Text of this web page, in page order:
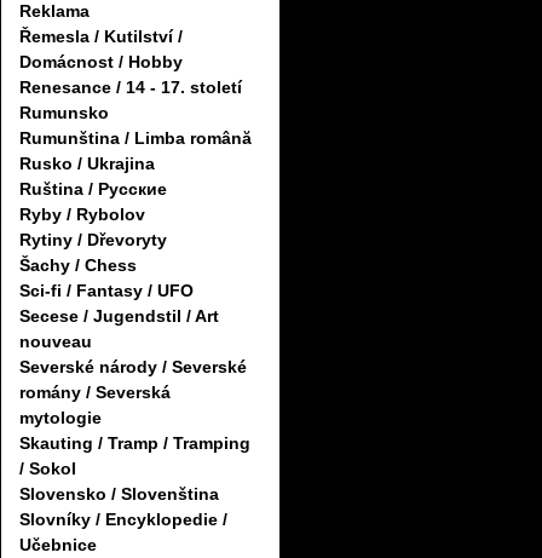
Reklama
Řemesla / Kutilství /
Domácnost / Hobby
Renesance / 14 - 17. století
Rumunsko
Rumunština / Limba română
Rusko / Ukrajina
Ruština / Русские
Ryby / Rybolov
Rytiny / Dřevoryty
Šachy / Chess
Sci-fi / Fantasy / UFO
Secese / Jugendstil / Art
nouveau
Severské národy / Severské
romány / Severská
mytologie
Skauting / Tramp / Tramping
/ Sokol
Slovensko / Slovenština
Slovníky / Encyklopedie /
Učebnice